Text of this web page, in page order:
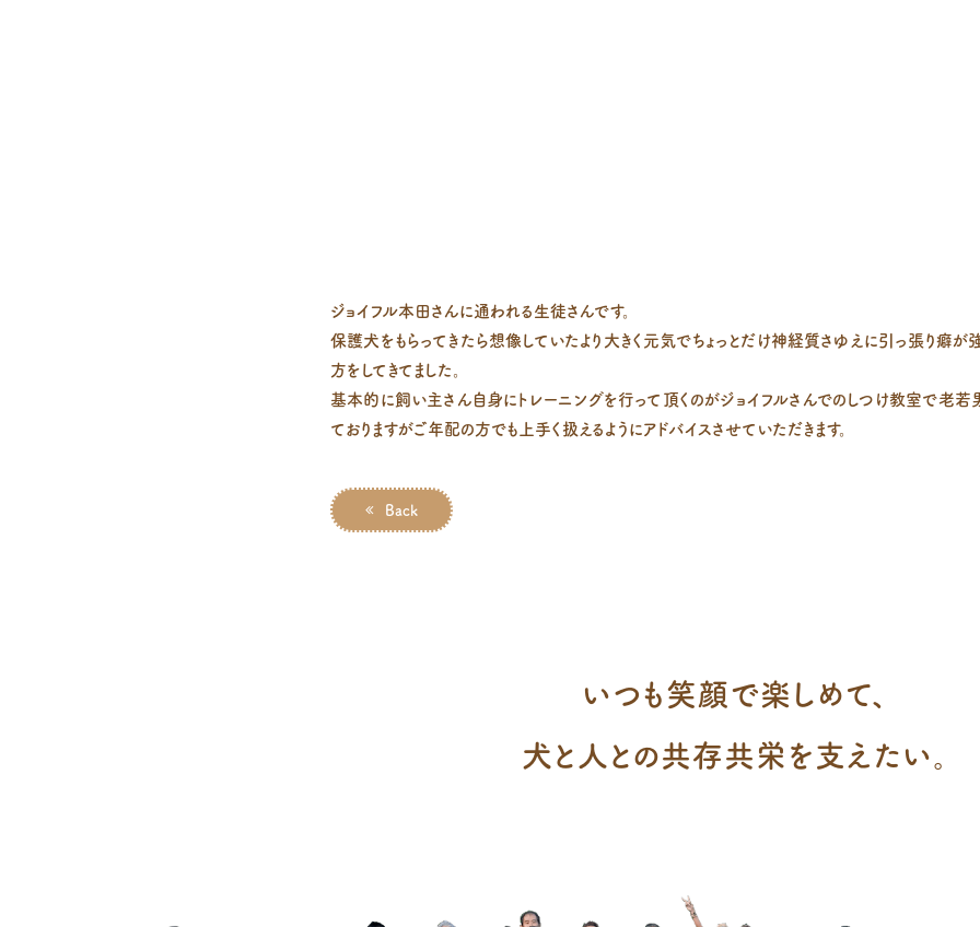
ジョイフル本田さんに通われる生徒さんです。
保護犬をもらってきたら想像していたより大きく元気でちょっとだけ神経質さゆえに引っ張り癖
方をしてきてました。
基本的に飼い主さん自身にトレーニングを行って頂くのがジョイフルさんでのしつけ教室で老
ておりますがご年配の方でも上手く扱えるようにアドバイスさせていただきます。
Back
いつも笑顔で楽しめて、
犬と人との共存共栄を支えたい。